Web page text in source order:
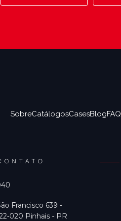
SobreCatálogosCasesBlogFAQ
Francisco 639 -
020 Pinhais - PR